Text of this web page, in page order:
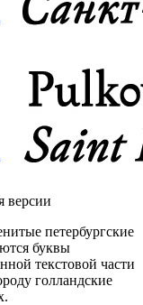
версии
петербургские
буквы
текстовой части
голландские